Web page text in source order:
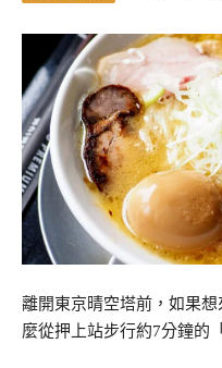
離開東京晴空塔前，如果
麼從押上站步行約7分鐘的